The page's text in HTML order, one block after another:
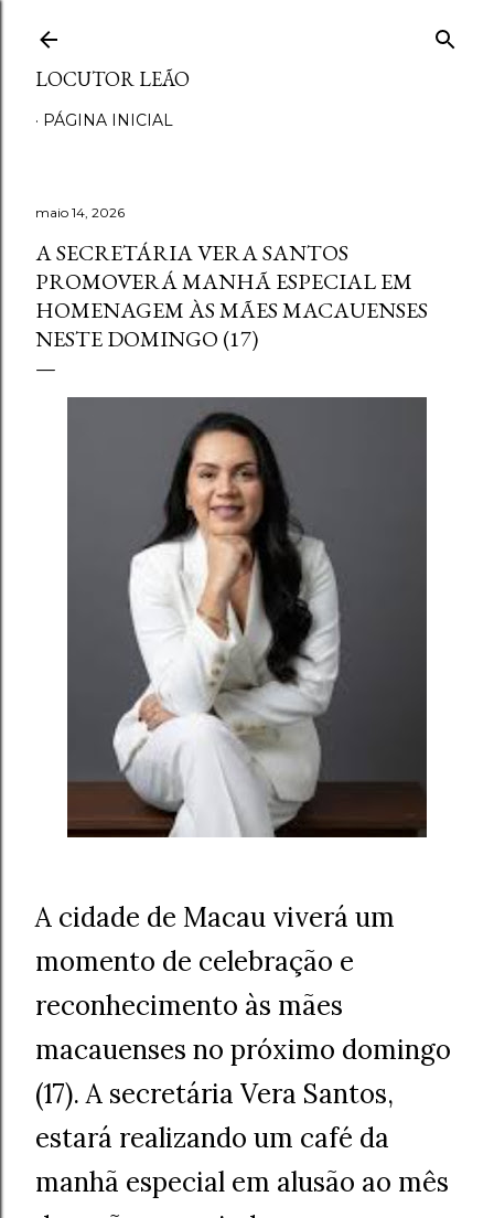
LOCUTOR LEÃO
PÁGINA INICIAL
maio 14, 2026
A SECRETÁRIA VERA SANTOS
PROMOVERÁ MANHÃ ESPECIAL EM
HOMENAGEM ÀS MÃES MACAUENSES
NESTE DOMINGO (17)
A cidade de Macau viverá um
momento de celebração e
reconhecimento às mães
macauenses no próximo domingo
(17). A secretária Vera Santos,
estará realizando um café da
manhã especial em alusão ao mês